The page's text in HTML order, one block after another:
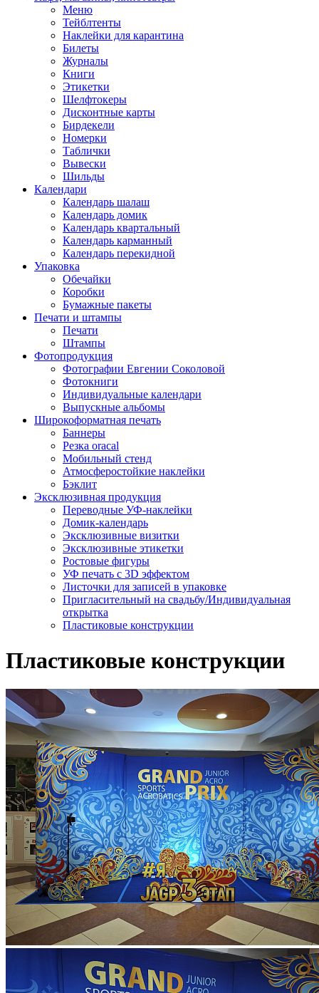
Меню
Тейблтенты
Наклейки для карантина
Билеты
Журналы
Книги
Этикетки
Шелфтокеры
Дисконтные карты
Бирдекели
Номерки
Таблички
Вывески
Шильды
Календари
Календарь шалаш
Календарь домик
Календарь квартальный
Календарь карманный
Календарь перекидной
Упаковка
Обечайки
Коробки
Бумажные пакеты
Печати и штампы
Печати
Штампы
Фотопродукция
Фотографии Евгении Соколовой
Фотокниги
Индивидуальные календари
Выпускные альбомы
Широкоформатная печать
Баннеры
Резка oracal
Мобильный стенд
Атмосферостойкие наклейки
Бэклит
Эксклюзивная продукция
Переводные УФ-наклейки
Домик-календарь
Эксклюзивные визитки
Эксклюзивные этикетки
Ростовые фигуры
УФ печать с 3D эффектом
Листочки для записей в упаковке
Пригласительный на свадьбу/Индивидуальная
открытка
Пластиковые конструкции
Пластиковые конструкции